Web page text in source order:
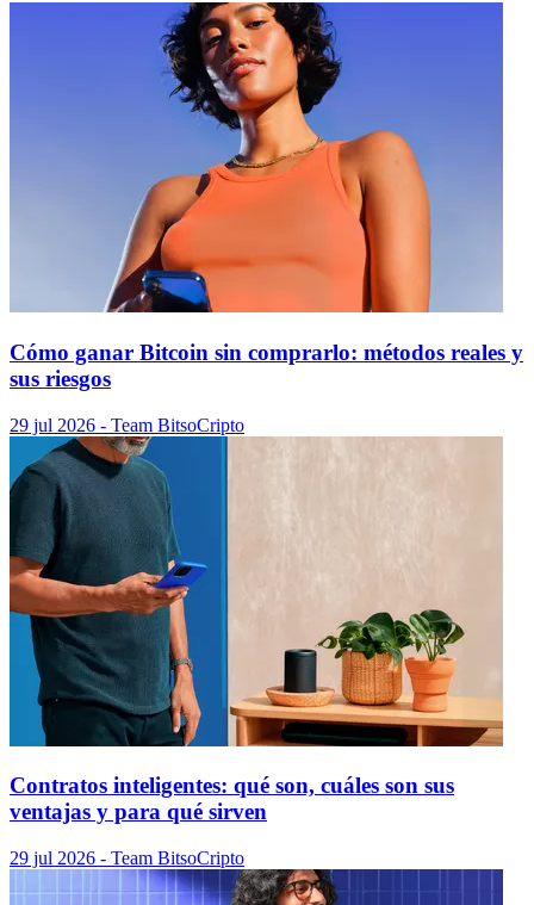
Cómo ganar Bitcoin sin comprarlo: métodos reales y
sus riesgos
29 jul 2026 - Team BitsoCripto
Contratos inteligentes: qué son, cuáles son sus
ventajas y para qué sirven
29 jul 2026 - Team BitsoCripto